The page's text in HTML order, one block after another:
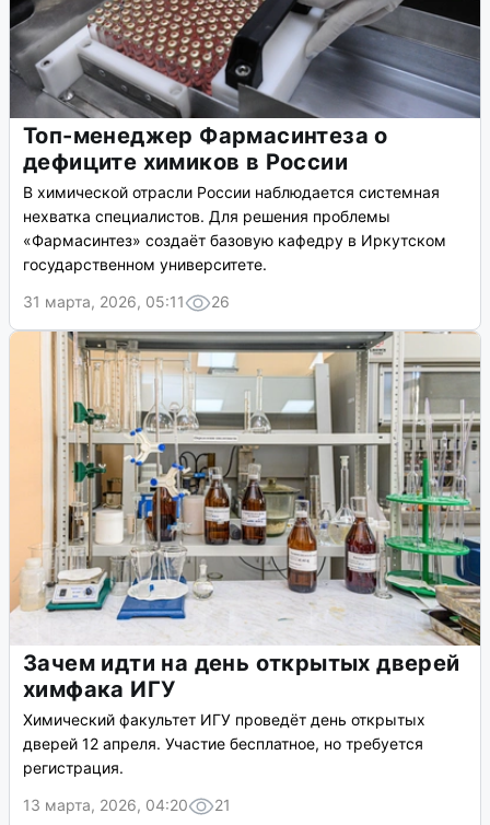
Топ-менеджер Фармасинтеза о
дефиците химиков в России
В химической отрасли России наблюдается системная
нехватка специалистов. Для решения проблемы
«Фармасинтез» создаёт базовую кафедру в Иркутском
государственном университете.
31 марта, 2026, 05:11
26
Зачем идти на день открытых дверей
химфака ИГУ
Химический факультет ИГУ проведёт день открытых
дверей 12 апреля. Участие бесплатное, но требуется
регистрация.
13 марта, 2026, 04:20
21